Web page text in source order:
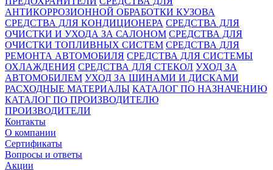
АНТИКОРРОЗИОННОЙ ОБРАБОТКИ КУЗОВА
СРЕДСТВА ДЛЯ КОНДИЦИОНЕРА СРЕДСТВА ДЛЯ
ОЧИСТКИ И УХОДА ЗА САЛОНОМ СРЕДСТВА ДЛЯ
ОЧИСТКИ ТОПЛИВНЫХ СИСТЕМ СРЕДСТВА ДЛЯ
РЕМОНТА АВТОМОБИЛЯ СРЕДСТВА ДЛЯ СИСТЕМЫ
ОХЛАЖДЕНИЯ СРЕДСТВА ДЛЯ СТЕКОЛ УХОД ЗА
АВТОМОБИЛЕМ УХОД ЗА ШИНАМИ И ДИСКАМИ
РАСХОДНЫЕ МАТЕРИАЛЫ КАТАЛОГ ПО НАЗНАЧЕНИЮ
КАТАЛОГ ПО ПРОИЗВОДИТЕЛЮ
ПРОИЗВОДИТЕЛИ
Контакты
О компании
Сертификаты
Вопросы и ответы
Акции